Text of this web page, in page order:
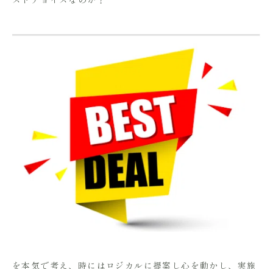
を本気で考え、時にはロジカルに提案し心を動かし、実施